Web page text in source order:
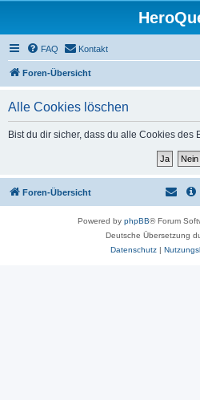
FAQ Kontakt
Foren-Übersicht
Alle Cookies löschen
Bist du dir sicher, dass du alle Cookies des
Foren-Übersicht
Powered by phpBB® Forum
Deutsche Übersetzung
Datenschutz|